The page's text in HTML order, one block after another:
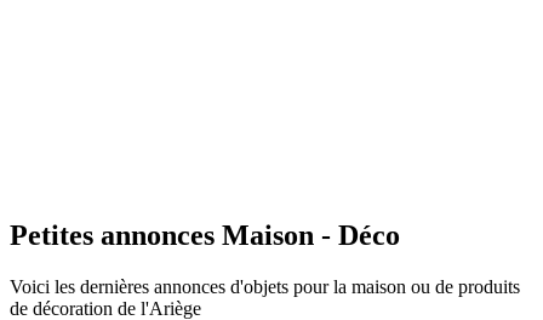
Petites annonces Maison - Déco
Voici les dernières annonces d'objets pour la maison ou de produits
de décoration de l'Ariège